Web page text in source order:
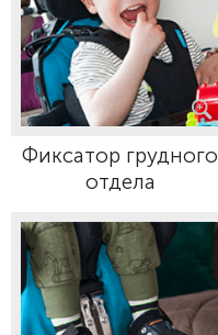
Фиксатор грудного
отдела